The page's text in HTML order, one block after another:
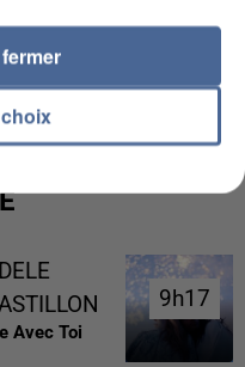
DE LA DZ
Avec Toi
9h17
9h17